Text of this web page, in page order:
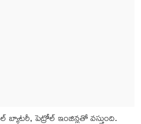
పెట్రోల్ ఇంజిన్లతో వస్తుంది.